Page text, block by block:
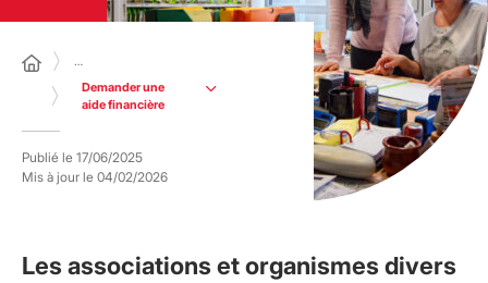
…
Demander une
aide financière
Publié le 17/06/2025
Mis à jour le 04/02/2026
Les associations et organismes divers